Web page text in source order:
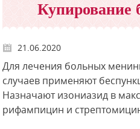
Купирование
21.06.2020
Для лечения больных
случаев применяют
Назначают изониазид в
рифампицин и